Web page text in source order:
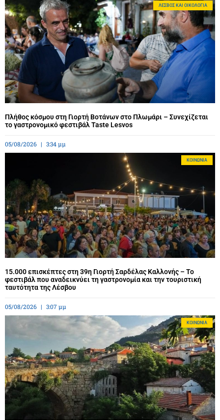
ΛΈΣΒΟΣ ΚΑΙ ΟΙΚΟΛΟΓΊΑ
Πλήθος κόσμου στη Γιορτή Βοτάνων στο Πλωμάρι – Συνεχίζεται
το γαστρονομικό φεστιβάλ Taste Lesvos
05/08/2026 3:34 μμ
ΚΟΙΝΩΝΊΑ
15.000 επισκέπτες στη 39η Γιορτή Σαρδέλας Καλλονής – Το
φεστιβάλ που αναδεικνύει τη γαστρονομία και την τουριστική
ταυτότητα της Λέσβου
05/08/2026 3:07 μμ
ΚΟΙΝΩΝΊΑ